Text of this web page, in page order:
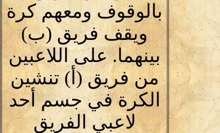
بالوقوف ومعهم كرة
ويقف فريق (ب)
بينهما. على اللاعبين
من فريق (أ) تنشين
الكرة في جسم أحد
لاعبي الفريق